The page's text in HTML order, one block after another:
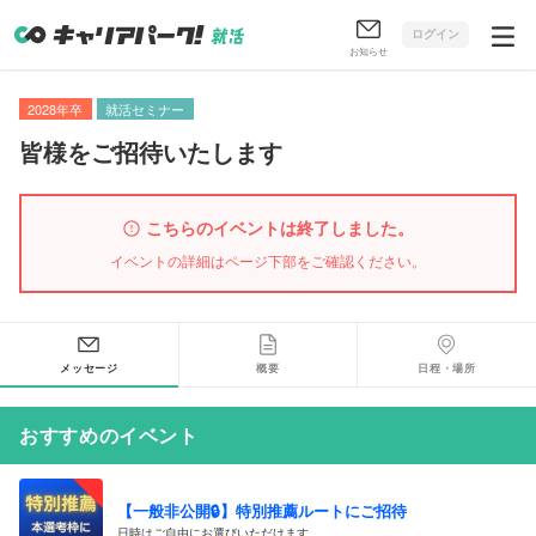
お知らせ
ログイン
2028年卒 就活セミナー
皆様をご招待いたします
こちらのイベントは終了しました。
イベントの詳細はページ下部をご確認ください。
メッセージ 概要 日程・場所
おすすめのイベント
【一般非公開🔒️】特別推薦ルートにご招待
日時はご自由にお選びいただけます